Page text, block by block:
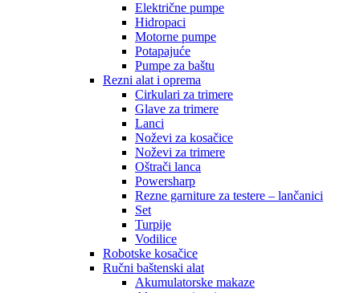
Električne pumpe
Hidropaci
Motorne pumpe
Potapajuće
Pumpe za baštu
Rezni alat i oprema
Cirkulari za trimere
Glave za trimere
Lanci
Noževi za kosačice
Noževi za trimere
Oštrači lanca
Powersharp
Rezne garniture za testere – lančanici
Set
Turpije
Vodilice
Robotske kosačice
Ručni baštenski alat
Akumulatorske makaze